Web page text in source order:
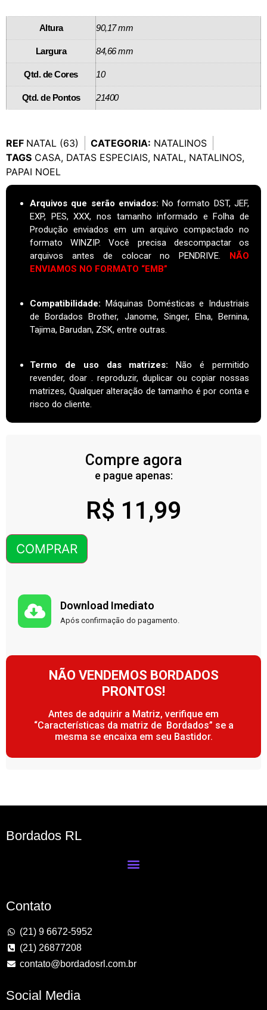
Altura 90,17 mm
Largura 84,66 mm
Qtd. de Cores 10
Qtd. de Pontos 21400
REF NATAL (63) CATEGORIA: NATALINOS
TAGS CASA, DATAS ESPECIAIS, NATAL, NATALINOS,
PAPAI NOEL
Arquivos que serão enviados: No formato DST, JEF,
EXP, PES, XXX, nos tamanho informado e Folha de
Produção enviados em um arquivo compactado no
formato WINZIP. Você precisa descompactar os
arquivos antes de colocar no PENDRIVE. NÃO
ENVIAMOS NO FORMATO “EMB”
Compatibilidade:
Máquinas Domésticas e Industriais
de Bordados Brother, Janome, Singer, Elna, Bernina,
Tajima, Barudan, ZSK, entre outras.
Termo de uso das matrizes:
Não é permitido
revender, doar . reproduzir, duplicar ou copiar nossas
matrizes, Qualquer alteração de tamanho é por conta e
risco do cliente.
Compre agora
e pague apenas:
R$ 11,99
COMPRAR
Download Imediato
Após confirmação do pagamento.
NÃO VENDEMOS BORDADOS
PRONTOS!
Antes de adquirir a Matriz, verifique em
“Características da matriz de Bordados” se a
mesma se encaixa em seu Bastidor.
Bordados RL
Contato
(21) 9 6672-5952
(21) 26877208
contato@bordadosrl.com.br
Social Media